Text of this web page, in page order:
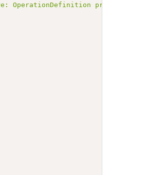
OperationDefinition provide-